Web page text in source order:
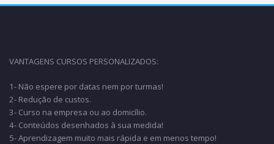
VANTAGENS CURSOS PERSONALIZADOS:
1- Não espere por datas nem por turmas!
2- Redução de custos.
3- Curso na empresa ou ao domicílio.
4- Conteúdos desenhados à sua medida!
5- Aprendizagem muito mais rápida e em menos tempo!